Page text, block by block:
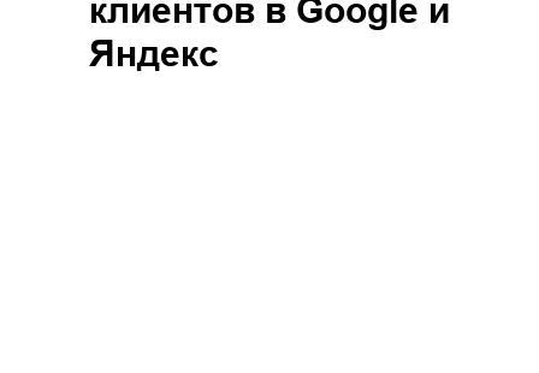
клиентов в Google и
Яндекс